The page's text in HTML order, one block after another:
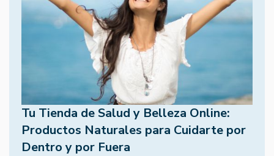
Tu Tienda de Salud y Belleza Online:
Productos Naturales para Cuidarte por
Dentro y por Fuera